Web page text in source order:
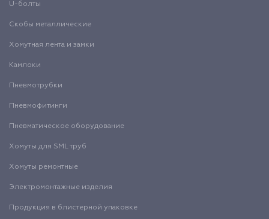
U-болты
Скобы металлические
Хомутная лента и замки
Камлоки
Пневмотрубки
Пневмофитинги
Пневматическое оборудование
Хомуты для SML труб
Хомуты ремонтные
Электромонтажные изделия
Продукция в блистерной упаковке